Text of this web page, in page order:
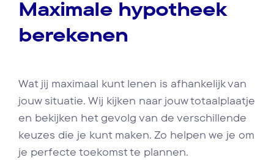
Maximale hypotheek
berekenen
Wat jij maximaal kunt lenen is afhankelijk van
jouw situatie. Wij kijken naar jouw totaalplaatje
en bekijken het gevolg van de verschillende
keuzes die je kunt maken. Zo helpen we je om
je perfecte toekomst te plannen.